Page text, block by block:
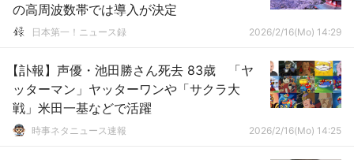
の高周波数帯では導入が決定
日本第一！ニュース録 2026/2/16(Mo) 14:29
【訃報】声優・池田勝さん死去 83歳 「ヤ
ッターマン」ヤッターワンや「サクラ大
戦」米田一基などで活躍
時事ネタニュース速報 2026/2/16(Mo) 14:25